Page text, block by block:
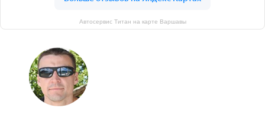
Автосервис Титан на карте Варшавы